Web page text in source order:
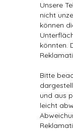
Unsere
nicht
können
könnten.
Bitte
und aus
leicht